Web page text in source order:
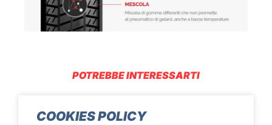
POTREBBE INTERESSARTI
COOKIES POLICY